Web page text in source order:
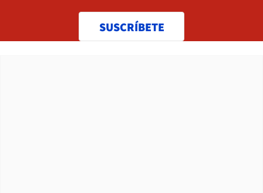
SUSCRÍBETE